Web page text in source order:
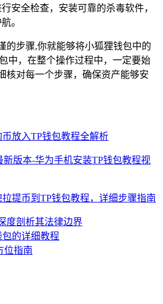
安全检查，安装可靠的杀毒软件，
。
的步骤,你就能够将小狐狸钱包中的
中，在整个操作过程中，一定要始
核对每一个步骤，确保资产能够安
放入TP钱包教程全解析
新版本-华为手机安装TP钱包教程视
拉提币到TP钱包教程，详细步骤指南
度剖析其法律边界
的详细教程
位指南